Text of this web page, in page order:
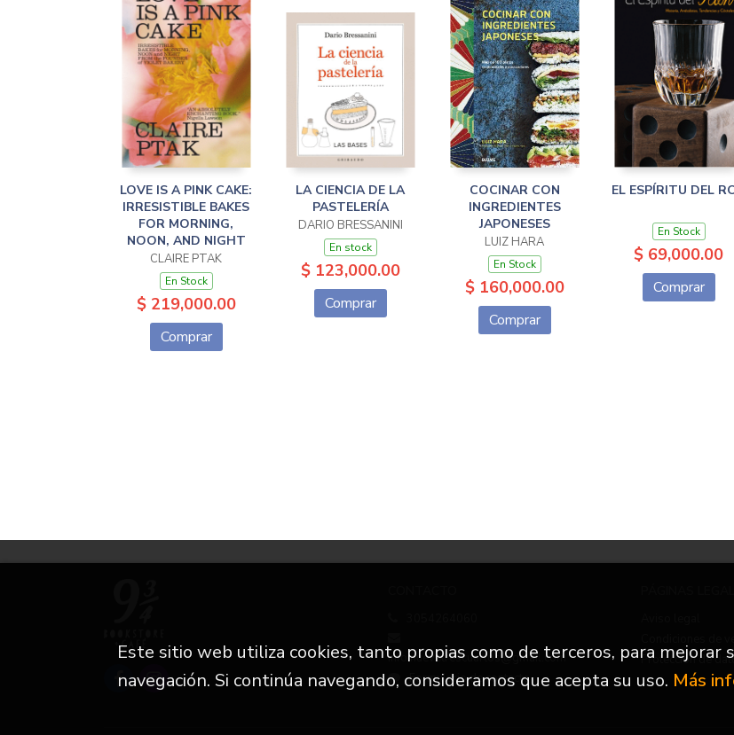
LOVE IS A PINK CAKE:
IRRESISTIBLE BAKES
FOR MORNING,
NOON, AND NIGHT
CLAIRE PTAK
En Stock
$ 219,000.00
Comprar
LA CIENCIA DE LA
PASTELERÍA
DARIO BRESSANINI
En stock
$ 123,000.00
Comprar
COCINAR CON
INGREDIENTES
JAPONESES
LUIZ HARA
En Stock
$ 160,000.00
Comprar
EL ESPÍRITU DEL
En Stock
$ 69,000.00
Comprar
info.nuevetrescuartos@gmail.com
Formulario de contacto
Protección de
Este sitio web utiliza cookies, tanto propias como de terceros, para mejorar
navegación. Si continúa navegando, consideramos que acepta su uso. Más